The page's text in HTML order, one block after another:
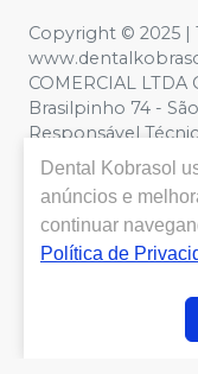
Copyright © 2025 |
COMERCIAL LTDA
Brasilpinho 74 -
Responsável
12450 | Política de
meramente
virtual estão
divergência de
Carrinho de
de grandes
Dental Kobrasol
anúncios e
continuar
Política de